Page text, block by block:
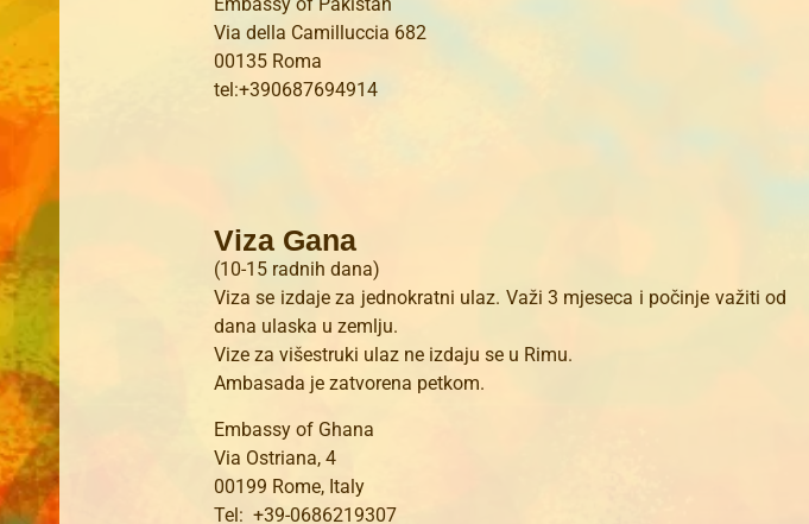
Via della Camilluccia 682
00135 Roma
tel:+390687694914
Viza Gana
(10-15 radnih dana)
Viza se izdaje za jednokratni ulaz. Važi 3 mjeseca i počinje važiti od
dana ulaska u zemlju.
Vize za višestruki ulaz ne izdaju se u Rimu.
Ambasada je zatvorena petkom.
Embassy of Ghana
Via Ostriana, 4
00199 Rome, Italy
Tel: +39-0686219307